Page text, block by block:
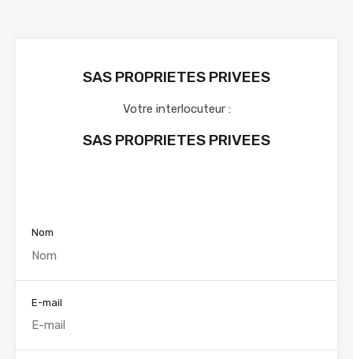
SAS PROPRIETES PRIVEES
Votre interlocuteur :
SAS PROPRIETES PRIVEES
Nom
E-mail